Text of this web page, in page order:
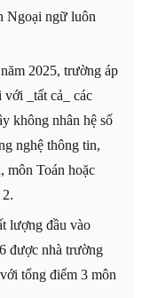
Ngoại ngữ luôn
2025, trường áp
_tất cả_ các
không nhân hệ số
nghệ thông tin,
môn Toán hoặc
lượng đầu vào
được nhà trường
tổng điểm 3 môn